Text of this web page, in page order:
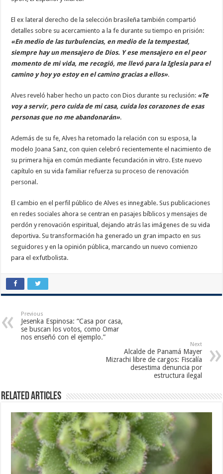
El ex lateral derecho de la selección brasileña también compartió
detalles sobre su acercamiento a la fe durante su tiempo en prisión:
«En medio de las turbulencias, en medio de la tempestad,
siempre hay un mensajero de Dios. Y ese mensajero en el peor
momento de mi vida, me recogió, me llevó para la Iglesia para el
camino y hoy yo estoy en el camino gracias a ellos».
Alves reveló haber hecho un pacto con Dios durante su reclusión: «Te
voy a servir, pero cuida de mi casa, cuida los corazones de esas
personas que no me abandonarán».
Además de su fe, Alves ha retomado la relación con su esposa, la
modelo Joana Sanz, con quien celebró recientemente el nacimiento de
su primera hija en común mediante fecundación in vitro. Este nuevo
capítulo en su vida familiar refuerza su proceso de renovación
personal.
El cambio en el perfil público de Alves es innegable. Sus publicaciones
en redes sociales ahora se centran en pasajes bíblicos y mensajes de
perdón y renovación espiritual, dejando atrás las imágenes de su vida
deportiva. Su transformación ha generado un gran impacto en sus
seguidores y en la opinión pública, marcando un nuevo comienzo
para el exfutbolista.
Previous
Jesenka Espinosa: “Casa por casa,
se buscan los votos, como Omar
nos enseñó con el ejemplo.”
Next
Alcalde de Panamá Mayer
Mizrachi libre de cargos: Fiscalía
desestima denuncia por
estructura ilegal
Related Articles